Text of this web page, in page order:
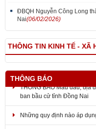
ĐBQH Nguyễn Công Long
Nai(06/02/2026)
THÔNG TIN KINH TẾ - XÃ
THÔNG BÁO
THÔNG BÁO Mẫu dấu, địa
ban bầu cử tỉnh Đồng Nai